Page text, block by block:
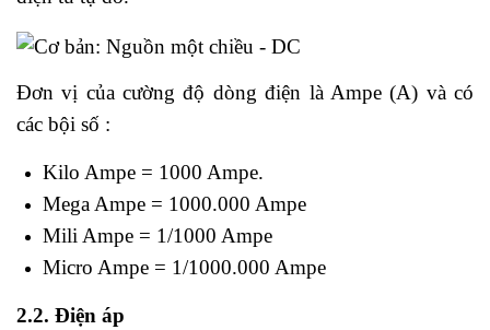
Đơn vị của cường độ dòng điện là Ampe (A) và có
các bội số :
Kilo Ampe = 1000 Ampe.
Mega Ampe = 1000.000 Ampe
Mili Ampe = 1/1000 Ampe
Micro Ampe = 1/1000.000 Ampe
2.2. Điện áp